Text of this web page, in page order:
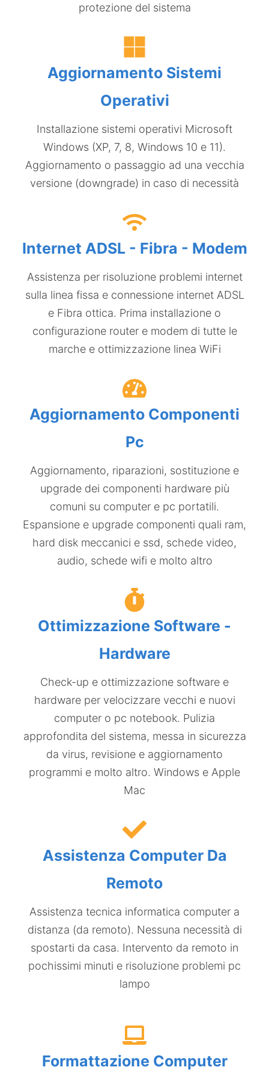
protezione del sistema
Aggiornamento Sistemi
Operativi
Installazione sistemi operativi Microsoft
Windows (XP, 7, 8, Windows 10 e 11).
Aggiornamento o passaggio ad una vecchia
versione (downgrade) in caso di necessità
Internet ADSL - Fibra - Modem
Assistenza per risoluzione problemi internet
sulla linea fissa e connessione internet ADSL
e Fibra ottica​. Prima installazione o
configurazione router e modem di tutte le
marche e ottimizzazione linea WiFi​
Aggiornamento Componenti
Pc
Aggiornamento, riparazioni, sostituzione e
upgrade dei componenti hardware più
comuni su computer e pc portatili.
Espansione e upgrade componenti quali ram,
hard disk meccanici e ssd, schede video,
audio, schede wifi e molto altro
Ottimizzazione Software -
Hardware
Check-up e ottimizzazione software e
hardware per velocizzare vecchi e nuovi
computer o pc notebook​. Pulizia
approfondita del sistema, messa in sicurezza
da virus, revisione e aggiornamento
programmi e molto altro. Windows e Apple
Mac
Assistenza Computer Da
Remoto
Assistenza tecnica informatica computer a
distanza (da remoto). Nessuna necessità di
spostarti da casa. Intervento da remoto in
pochissimi minuti e risoluzione problemi pc
lampo
Formattazione Computer